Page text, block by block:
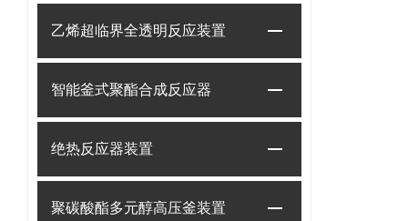
乙烯超临界全透明反应装置
智能釜式聚酯合成反应器
绝热反应器装置
聚碳酸酯多元醇高压釜装置